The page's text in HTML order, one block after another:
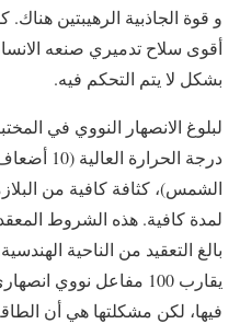
و قوة الجاذبية الرهيبتين
أقوى سلاح تدميري صنعه
بشكل لا يتم التحكم فيه.
لبلوغ الانصهار النووي في
درجة
الشمس)، كثافة كافية من
لمدة كافية. هذه الشروط
بالغ التعقيد من الناحية
يقارب 100 مفاعل نووي
فيها، لكن مشكلتها هي أن